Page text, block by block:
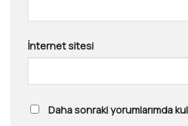
İnternet sitesi
Daha sonraki yorumlarımda